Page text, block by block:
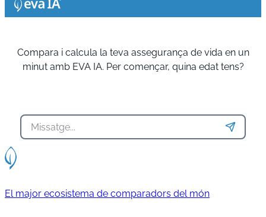
Compara i calcula la teva assegurança de vida en un
minut amb EVA IA. Per començar, quina edat tens?
El major ecosistema de comparadors del món